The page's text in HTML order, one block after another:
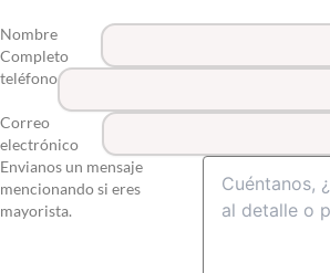
Nombre
Completo
teléfono
Correo
electrónico
Envianos un mensaje
mencionando si eres
mayorista.